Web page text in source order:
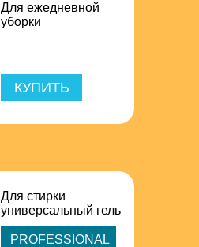
Для ежедневной
уборки
КУПИТЬ
Для стирки
универсальный гель
PROFESSIONAL